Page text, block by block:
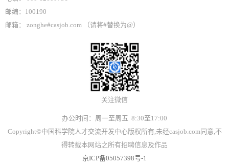
邮编：100190
邮箱： zonghe#casjob.com （请将#替换为@）
关注微信
办公时间：周一至周五 8:30至17:00
Copyright©中国科学院人才交流开发中心版权所有,未经casjob.com同意,不
得转载本网站之所有招聘信息及作品
京ICP备05057398号-1